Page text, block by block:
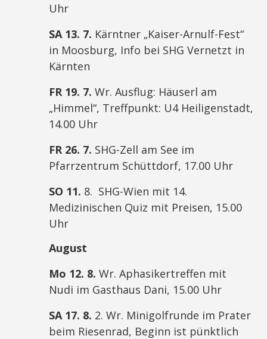
Uhr
SA 13. 7. Kärntner „Kaiser-Arnulf-Fest“
in Moosburg, Info bei SHG Vernetzt in
Kärnten
FR 19. 7.Wr. Ausflug: Häuserl am
„Himmel“, Treffpunkt: U4 Heiligenstadt,
14.00 Uhr
FR 26. 7. SHG-Zell am See im
Pfarrzentrum Schüttdorf, 17.00 Uhr
SO 11. 8. SHG-Wien mit 14.
Medizinischen Quiz mit Preisen, 15.00
Uhr
August
Mo 12. 8.Wr. Aphasikertreffen mit
Nudi im Gasthaus Dani, 15.00 Uhr
SA 17. 8. 2. Wr. Minigolfrunde im Prater
beim Riesenrad, Beginn ist pünktlich